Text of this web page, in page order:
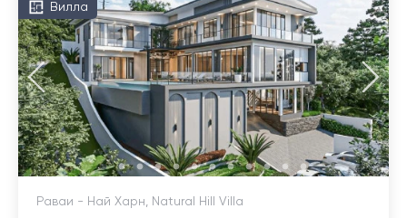
Вилла
Раваи - Най Харн, Natural Hill Villa